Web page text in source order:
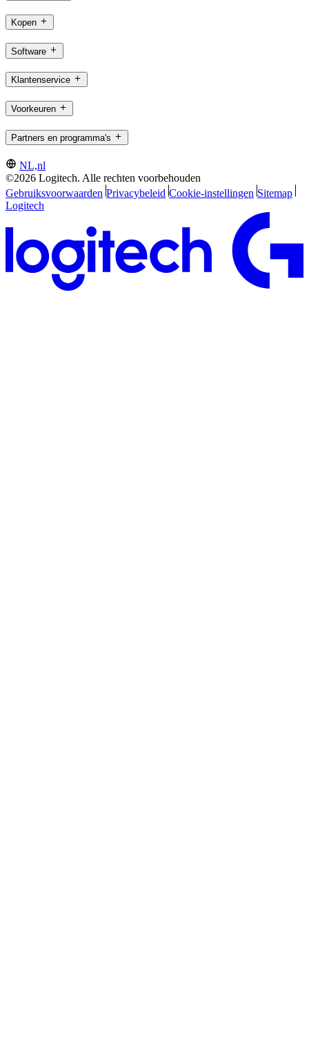
Kopen
Software
Klantenservice
Voorkeuren
Partners en programma's
NL,nl
©2026 Logitech. Alle rechten voorbehouden
Gebruiksvoorwaarden Privacybeleid Cookie-instellingen Sitemap
Logitech